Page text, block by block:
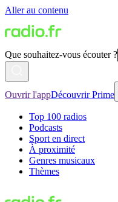
Aller au contenu
Que souhaitez-vous écouter ?
Ouvrir l'appDécouvrir Prime
Top 100 radios
Podcasts
Sport en direct
À proximité
Genres musicaux
Thèmes